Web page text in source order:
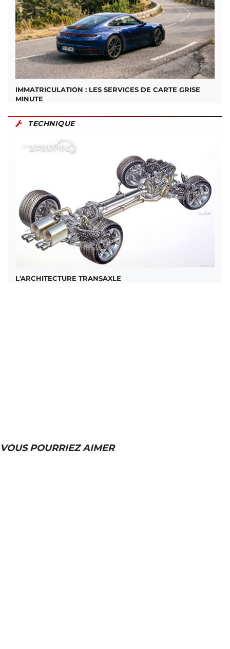
IMMATRICULATION : LES SERVICES DE CARTE GRISE
MINUTE
TECHNIQUE
L'ARCHITECTURE TRANSAXLE
VOUS POURRIEZ AIMER